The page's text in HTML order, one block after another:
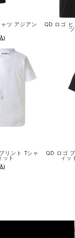
ツ アジアン
)
QD ロゴ
リント Tシャ
ット
)
QD ロゴ
ィッ